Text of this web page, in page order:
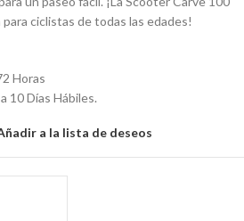
ciclistas de todas las edades!
Horas
10 Días Hábiles.
a la lista de deseos